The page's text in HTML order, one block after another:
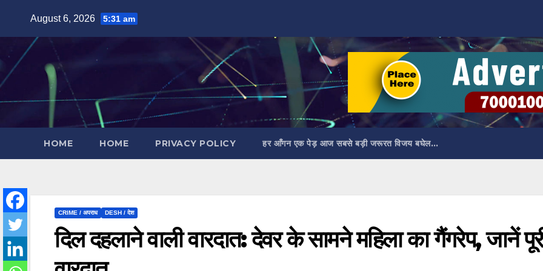
content
August 6, 2026 5:31 am
HOME HOME PRIVACY POLICY हर आँगन एक पेड़ आज सबसे बड़ी जरूरत विजय बघेल…
CRIME / अपराध DESH / देश
दिल दहलाने वाली वारदात: देवर के सामने महिला का गैंगरेप, जानें